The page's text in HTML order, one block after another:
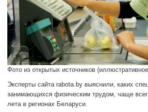
Фото из открытых источников
Эксперты сайта rabota.bу выяснили, каких
занимающихся физическим трудом, чаще
лета в регионах Беларуси.